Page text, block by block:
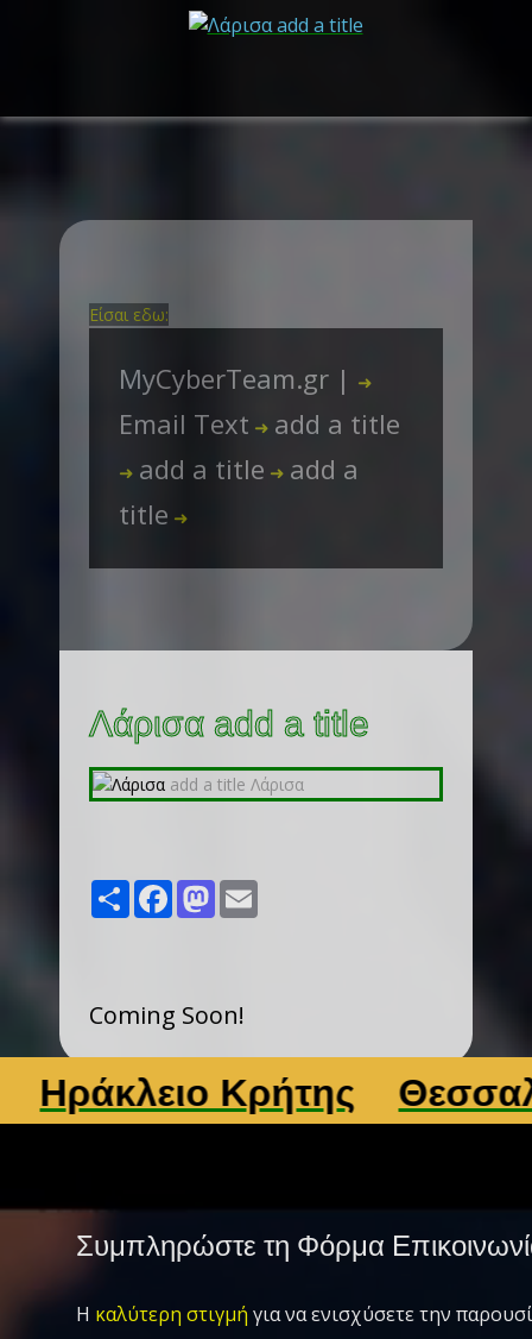
Είσαι εδω:
MyCyberTeam.gr | ➜
Email Text ➜ add a title
➜ add a title ➜ add a
title ➜
Λάρισα add a title
Share FacebookMastodon
Coming Soon!
Κρήτης
Συμπληρώστε τη Φόρμα
Η καλύτερη στιγμή για να ενισχύσετε την